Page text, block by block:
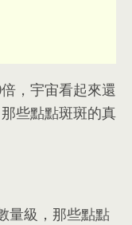
， 宇宙看起來還
那些點點斑斑的真
量級 ， 那些點點